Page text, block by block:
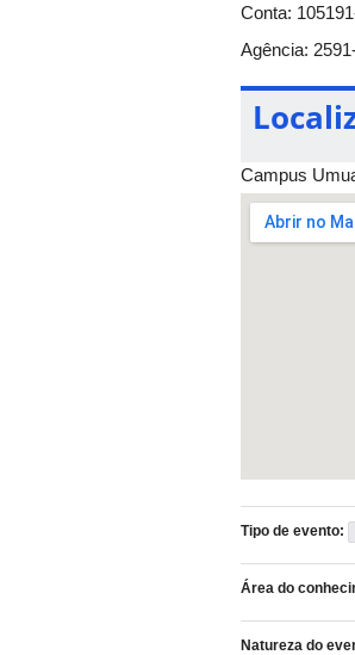
Conta:
Agência:
Campus
Tipo de evento:
Área do
Natureza do